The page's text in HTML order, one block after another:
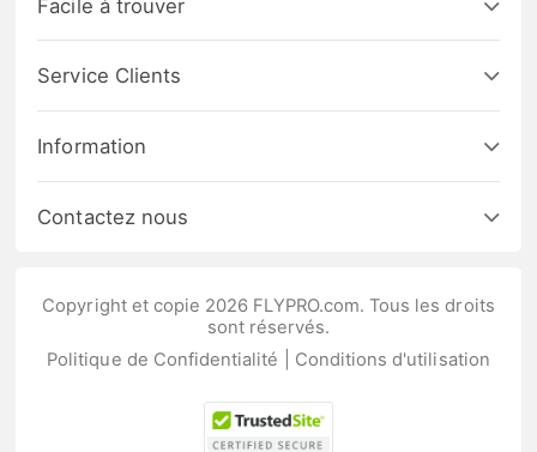
Facile à trouver
Service Clients
Information
Contactez nous
Copyright et copie 2026 FLYPRO.com. Tous les droits
sont réservés.
Politique de Confidentialité
Conditions d'utilisation